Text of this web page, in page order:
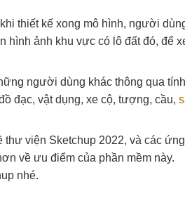
thiết kế xong mô hình, người
hình ảnh khu vực có lô đất đó, để
người dùng khác thông qua tính
đạc, vật dụng, xe cộ, tượng, cầu,
thư viện Sketchup 2022, và các ứng
về ưu điểm của phần mềm này.
nhé.